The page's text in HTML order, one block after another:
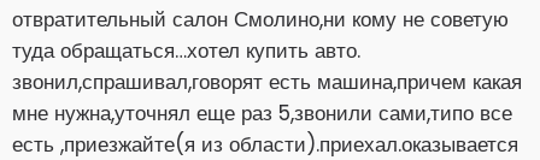
отвратительный салон Смолино,ни кому не советую
туда обращаться…хотел купить авто.
звонил,спрашивал,говорят есть машина,причем какая
мне нужна,уточнял еще раз 5,звонили сами,типо все
есть ,приезжайте(я из области).приехал.оказывается